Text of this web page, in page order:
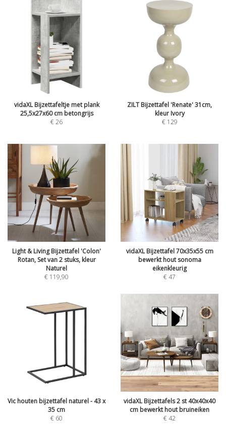
vidaXL Bijzettafeltje met plank
25,5x27x60 cm betongrijs
€26
ZILT Bijzettafel 'Renate' 31cm,
kleur Ivory
€ 129
Light & Living Bijzettafel 'Colon'
Rotan, Set van 2 stuks, kleur
Naturel
€ 119,90
vidaXL Bijzettafel 70x35x55 cm
bewerkt hout sonoma
eikenkleurig
€47
Vic houten bijzettafel naturel - 43 x
35 cm
€ 60
vidaXL Bijzettafels 2 st 40x40x40
cm bewerkt hout bruineiken
€42